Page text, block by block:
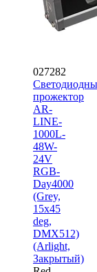
027282
прожектор
AR-
LINE-
1000L-
48W-
24V
RGB-
Day4000
(Grey,
15x45
deg,
DMX512)
(Arlight,
Закрытый)